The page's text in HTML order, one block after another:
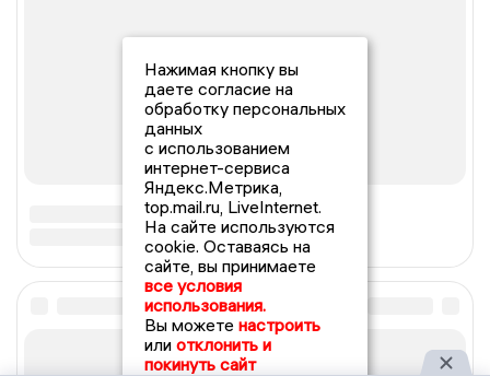
Нажимая кнопку вы
даете согласие на
обработку персональных
данных
с использованием
интернет-сервиса
Яндекс.Метрика,
top.mail.ru, LiveInternet.
На сайте используются
cookie. Оставаясь на
сайте, вы принимаете
все условия
использования.
Вы можете настроить
или отклонить и
покинуть сайт